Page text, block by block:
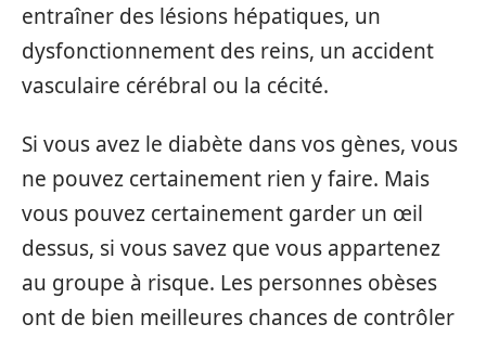
entraîner des lésions hépatiques, un
dysfonctionnement des reins, un accident
vasculaire cérébral ou la cécité.
Si vous avez le diabète dans vos gènes, vous
ne pouvez certainement rien y faire. Mais
vous pouvez certainement garder un œil
dessus, si vous savez que vous appartenez
au groupe à risque. Les personnes obèses
ont de bien meilleures chances de contrôler